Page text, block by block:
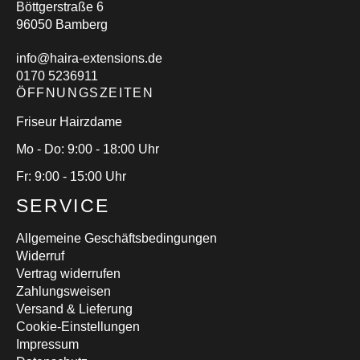
Böttgerstraße 6
96050 Bamberg
info@haira-extensions.de
0170 5236911
ÖFFNUNGSZEITEN
Friseur Hairzdame
Mo - Do: 9:00 - 18:00 Uhr
Fr: 9:00 - 15:00 Uhr
SERVICE
Allgemeine Geschäftsbedingungen
Widerruf
Vertrag widerrufen
Zahlungsweisen
Versand & Lieferung
Cookie-Einstellungen
Impressum